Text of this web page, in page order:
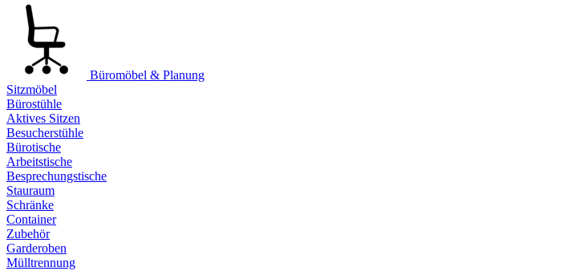
Büromöbel & Planung
Sitzmöbel
Bürostühle
Aktives Sitzen
Besucherstühle
Bürotische
Arbeitstische
Besprechungstische
Stauraum
Schränke
Container
Zubehör
Garderoben
Mülltrennung